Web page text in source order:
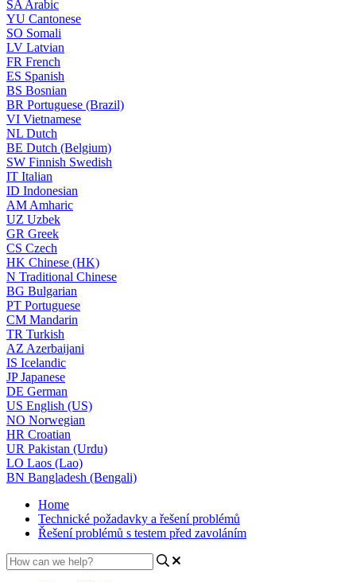
SA Arabic
YU Cantonese
SO Somali
LV Latvian
FR French
ES Spanish
BS Bosnian
BR Portuguese (Brazil)
VI Vietnamese
NL Dutch
BE Dutch (Belgium)
SW Finnish Swedish
IT Italian
ID Indonesian
AM Amharic
UZ Uzbek
GR Greek
CS Czech
HK Chinese (HK)
N Traditional Chinese
BG Bulgarian
PT Portuguese
CM Mandarin
TR Turkish
AZ Azerbaijani
IS Icelandic
JPJapanese
DE German
US English (US)
NO Norwegian
HR Croatian
UR Pakistan (Urdu)
LO Laos (Lao)
BN Bangladesh (Bengali)
Home
Technické požadavky a řešení problémů
Řešení problémů s testem před zavoláním